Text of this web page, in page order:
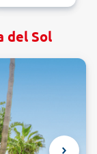
del Sol